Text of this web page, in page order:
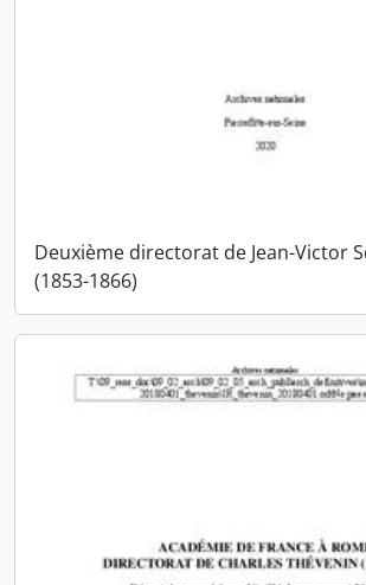
Deuxième directorat de Jean-Victor
(1853-1866)